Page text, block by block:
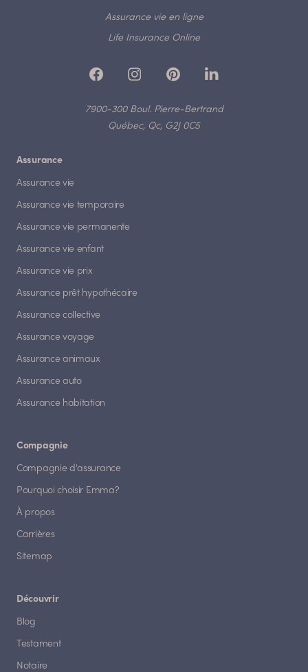
Assurance vie en ligne
Life Insurance Online
7900-300 Boul. Pierre-Bertrand
Québec, Qc, G2J 0C5
Assurance
Assurance vie
Assurance vie temporaire
Assurance vie permanente
Assurance vie enfant
Assurance vie prix
Assurance prêt hypothécaire
Assurance collective
Assurance voyage
Assurance animaux
Assurance auto
Assurance habitation
Compagnie
Compagnie d'assurance
Pourquoi choisir Emma?
À propos
Carrières
Sitemap
Découvrir
Blog
Testament
Notaire